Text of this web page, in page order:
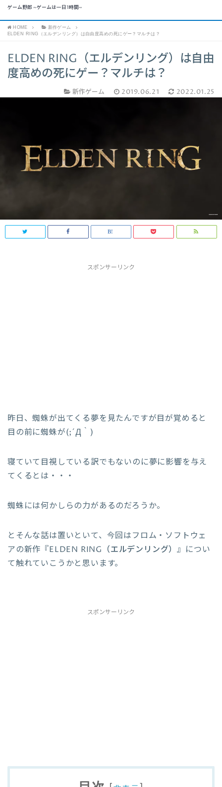
ゲーム野郎 ~ゲームは一日1時間~
HOME
新作ゲーム
ELDEN RING（エルデンリング）は自由度高めの死にゲー？マルチは？
ELDEN RING（エルデンリング）は自由
度高めの死にゲー？マルチは？
新作ゲーム 2019.06.21 2022.01.25
スポンサーリンク
昨日、蜘蛛が出てくる夢を見たんですが目が覚めると
目の前に蜘蛛が(;´Д｀)
寝ていて目視している訳でもないのに夢に影響を与え
てくるとは・・・
蜘蛛には何かしらの力があるのだろうか。
とそんな話は置いといて、今回はフロム・ソフトウェ
アの新作『ELDEN RING（エルデンリング）』につい
て触れていこうかと思います。
スポンサーリンク